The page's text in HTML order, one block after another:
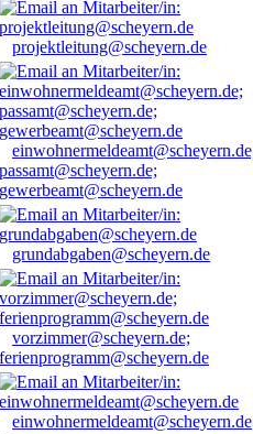
projektleitung@scheyern.de
passamt@scheyern.de;
gewerbeamt@scheyern.de
grundabgaben@scheyern.de
vorzimmer@scheyern.de;
ferienprogramm@scheyern.de
einwohnermeldeamt@scheyern.de